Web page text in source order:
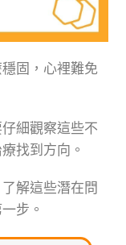
固，心裡難免
細觀察這些不
找到方向。
解這些潛在問
步。